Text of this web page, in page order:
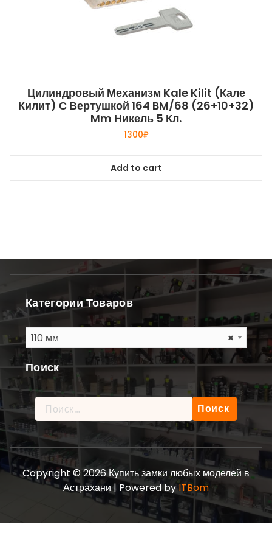
Цилиндровый Механизм Kale Kilit (Кале
Килит) С Вертушкой 164 BM/68 (26+10+32)
Mm Никель 5 Кл.
1300₽
Add to cart
Категории Товаров
×
110 мм
Поиск
Найти:
Copyright © 2026 Купить замки любых моделей в
Астрахани | Powered byITBom